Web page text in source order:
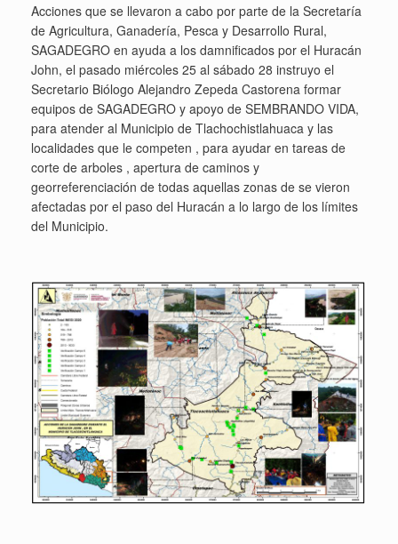
Acciones que se llevaron a cabo por parte de la Secretaría
de Agricultura, Ganadería, Pesca y Desarrollo Rural,
SAGADEGRO en ayuda a los damnificados por el Huracán
John, el pasado miércoles 25 al sábado 28 instruyo el
Secretario Biólogo Alejandro Zepeda Castorena formar
equipos de SAGADEGRO y apoyo de SEMBRANDO VIDA,
para atender al Municipio de Tlachochistlahuaca y las
localidades que le competen , para ayudar en tareas de
corte de arboles , apertura de caminos y
georreferenciación de todas aquellas zonas de se vieron
afectadas por el paso del Huracán a lo largo de los límites
del Municipio.